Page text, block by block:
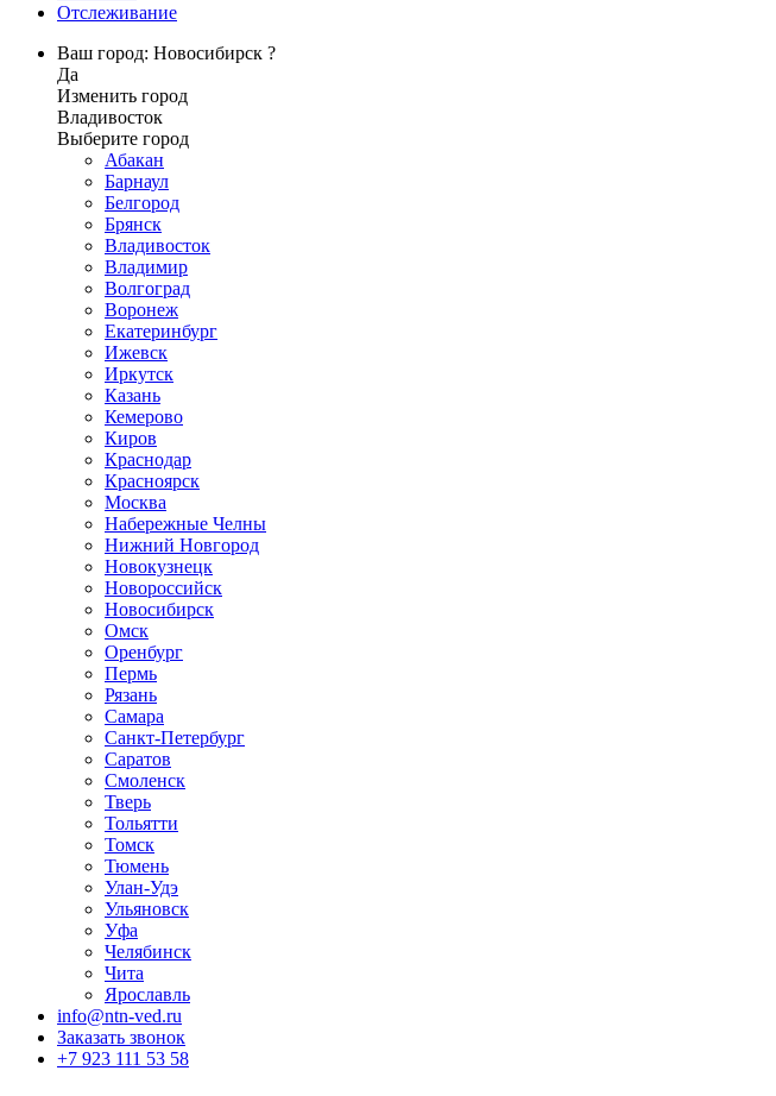
Отслеживание
Ваш город: Новосибирск ?
Да
Изменить город
Владивосток
Выберите город
Абакан
Барнаул
Белгород
Брянск
Владивосток
Владимир
Волгоград
Воронеж
Екатеринбург
Ижевск
Иркутск
Казань
Кемерово
Киров
Краснодар
Красноярск
Москва
Набережные Челны
Нижний Новгород
Новокузнецк
Новороссийск
Новосибирск
Омск
Оренбург
Пермь
Рязань
Самара
Санкт-Петербург
Саратов
Смоленск
Тверь
Тольятти
Томск
Тюмень
Улан-Удэ
Ульяновск
Уфа
Челябинск
Чита
Ярославль
info@ntn-ved.ru
Заказать звонок
+7 923 111 53 58